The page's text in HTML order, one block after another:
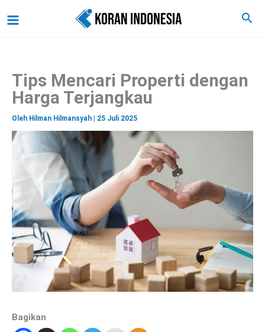
ke
Cari
Tips Mencari Properti dengan
Harga Terjangkau
Oleh Hilman Hilmansyah 25 Juli 2025
Bagikan
a